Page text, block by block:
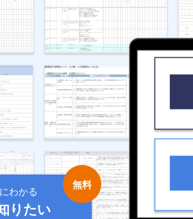
わかる
りたい
わかる
りたい
わかる
りたい
わかる
りたい
わかる
りたい